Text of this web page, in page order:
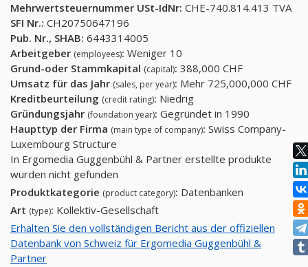
Mehrwertsteuernummer USt-IdNr: CHE-740.814.413 TVA
SFI Nr.: CH20750647196
Pub. Nr., SHAB: 6443314005
Arbeitgeber (employees): Weniger 10
Grund-oder Stammkapital (capital): 388,000 CHF
Umsatz für das Jahr (sales, per year): Mehr 725,000,000 CHF
Kreditbeurteilung (credit rating): Niedrig
Gründungsjahr (foundation year): Gegründet in 1990
Haupttyp der Firma (main type of company): Swiss Company-
Luxembourg Structure
In Ergomedia Guggenbühl & Partner erstellte produkte
wurden nicht gefunden
Produktkategorie (product category): Datenbanken
Art (type): Kollektiv-Gesellschaft
Erhalten Sie den vollständigen Bericht aus der offiziellen
Datenbank von Schweiz für Ergomedia Guggenbühl &
Partner